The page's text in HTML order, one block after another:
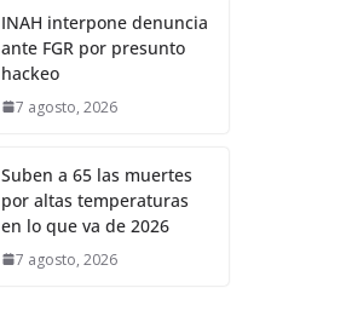
INAH interpone denuncia
ante FGR por presunto
hackeo
7 agosto, 2026
Suben a 65 las muertes
por altas temperaturas
en lo que va de 2026
7 agosto, 2026